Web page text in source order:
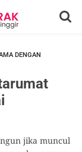
DENGAN
jika muncul